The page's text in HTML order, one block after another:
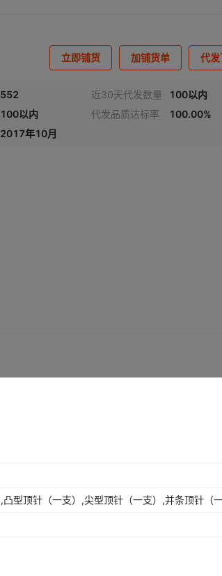
立即铺货 加铺货单 代
552 近30天代发数量
100以内
100以内 代发品质达标率
100.00%
2017年10月
凸型顶针（一支）,尖型顶针（一支）,并条顶针（